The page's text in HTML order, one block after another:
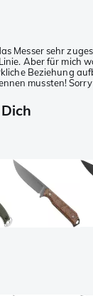
Messer sehr
Aber für mich
Beziehung
mussten! Sorry